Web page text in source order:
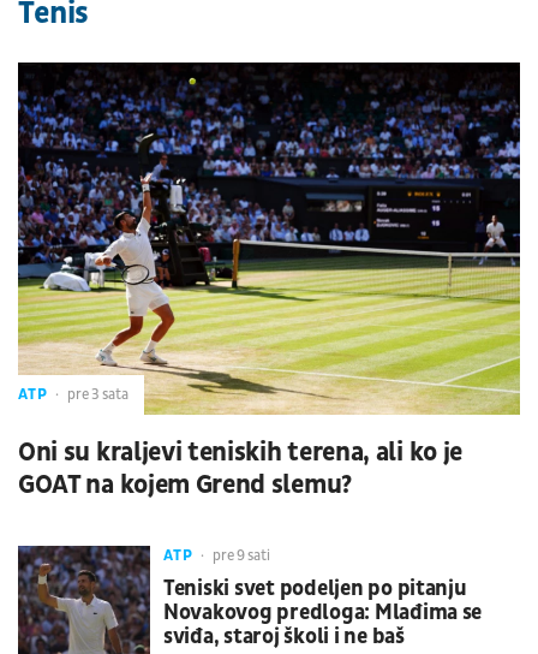
Tenis
ATP pre 3 sata
Oni su kraljevi teniskih terena, ali ko je
GOAT na kojem Grend slemu?
ATP pre 9 sati
Teniski svet podeljen po pitanju
Novakovog predloga: Mlađima se
sviđa, staroj školi i ne baš